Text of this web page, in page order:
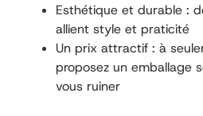
Esthétique et durable :
allient style et praticité
Un prix attractif : à
proposez un emballage
vous ruiner